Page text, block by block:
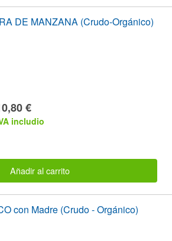
DE MANZANA (Crudo-Orgánico)
€
includio
Añadir al carrito
con Madre (Crudo - Orgánico)